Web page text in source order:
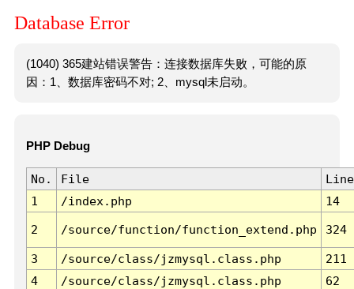
Database Error
(1040) 365建站错误警告：连接数据库失败，可能的原
因：1、数据库密码不对; 2、mysql未启动。
PHP Debug
No. File
Line
1
/index.php 14
2 /source/function/function_extend.php 324
3 /source/class/jzmysql.class.php
211
4
/source/class/jzmysql.class.php
62